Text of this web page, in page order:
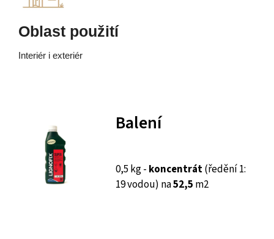
Oblast použití
Interiér i exteriér
Balení
0,5 kg - koncentrát(ředění 1:
19 vodou) na52,5 m2